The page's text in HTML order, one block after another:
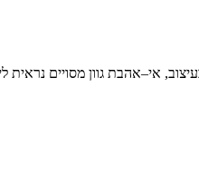
אי–אהבת גוון מסויים נראית